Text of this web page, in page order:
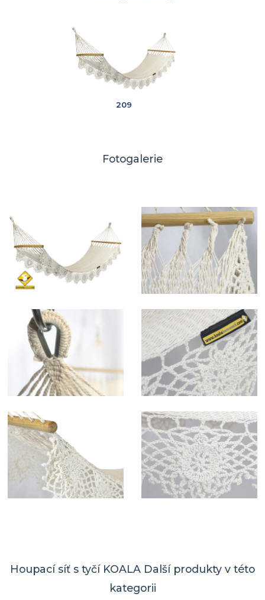
209
Fotogalerie
Houpací síť s tyčí KOALA Další produkty v této
kategorii